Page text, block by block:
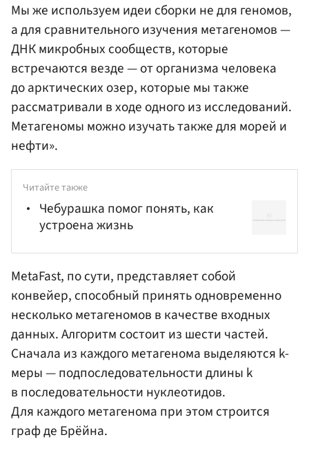
Мы же используем идеи сборки не для геномов,
а для сравнительного изучения метагеномов —
ДНК микробных сообществ, которые
встречаются везде — от организма человека
до арктических озер, которые мы также
рассматривали в ходе одного из исследований.
Метагеномы можно изучать также для морей и
нефти».
Читайте также
Чебурашка помог понять, как
устроена жизнь
MetaFast, по сути, представляет собой
конвейер, способный принять одновременно
несколько метагеномов в качестве входных
данных. Алгоритм состоит из шести частей.
Сначала из каждого метагенома выделяются k-
меры — подпоследовательности длины k
в последовательности нуклеотидов.
Для каждого метагенома при этом строится
граф де Брёйна.